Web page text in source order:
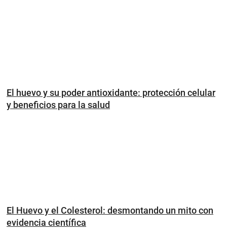
El huevo y su poder antioxidante: protección celular
y beneficios para la salud
El Huevo y el Colesterol: desmontando un mito con
evidencia científica